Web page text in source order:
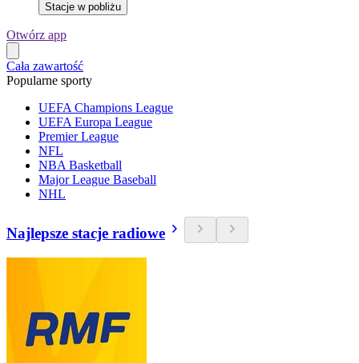
Stacje w pobliżu
Otwórz app
Cała zawartość
Popularne sporty
UEFA Champions League
UEFA Europa League
Premier League
NFL
NBA Basketball
Major League Baseball
NHL
Najlepsze stacje radiowe